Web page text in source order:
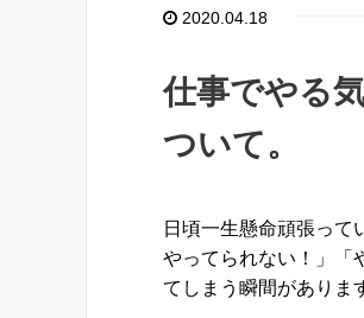
2020.04.18
仕事でやる
ついて。
日頃一生懸命頑張って
やってられない！」「
てしまう瞬間がありま